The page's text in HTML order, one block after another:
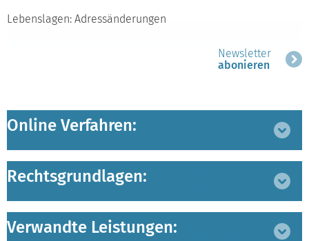
Lebenslagen: Adressänderungen
Newsletter
abonieren
Online Verfahren:
Rechtsgrundlagen:
Verwandte Leistungen: